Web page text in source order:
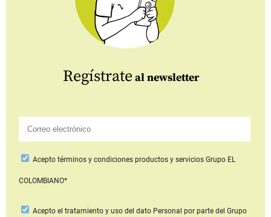
Regístrate al newsletter
Aceptotérminos y condiciones productos y serviciosGrupo EL
COLOMBIANO*
Acepto el tratamiento y uso del dato Personal por parte del Grupo